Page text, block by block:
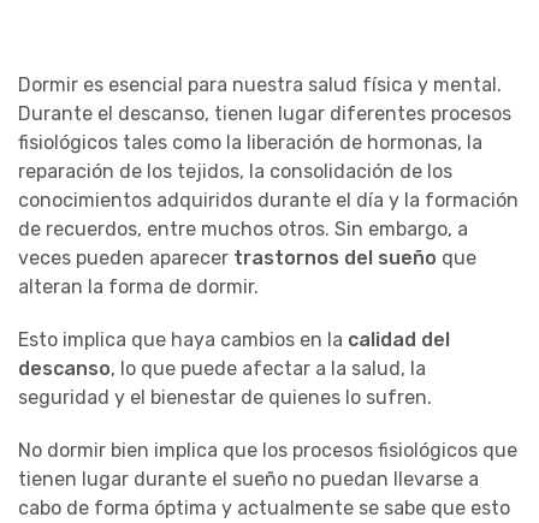
Dormir es esencial para nuestra salud física y mental.
Durante el descanso, tienen lugar diferentes procesos
fisiológicos tales como la liberación de hormonas, la
reparación de los tejidos, la consolidación de los
conocimientos adquiridos durante el día y la formación
de recuerdos, entre muchos otros. Sin embargo, a
veces pueden aparecer trastornos del sueño que
alteran la forma de dormir.
Esto implica que haya cambios en la calidad del
descanso, lo que puede afectar a la salud, la
seguridad y el bienestar de quienes lo sufren.
No dormir bien implica que los procesos fisiológicos que
tienen lugar durante el sueño no puedan llevarse a
cabo de forma óptima y actualmente se sabe que esto